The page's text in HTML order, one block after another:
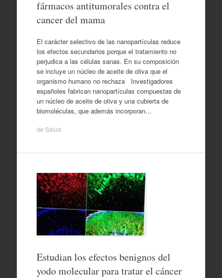
fármacos antitumorales contra el
cancer del mama
El carácter selectivo de las nanopartículas reduce
los efectos secundarios porque el tratamiento no
perjudica a las células sanas. En su composición
se incluye un núcleo de aceite de oliva que el
organismo humano no rechaza Investigadores
españoles fabrican nanopartículas compuestas de
un núcleo de aceite de oliva y una cubierta de
biomoléculas, que además incorporan…
de Salud
Estudian los efectos benignos del
yodo molecular para tratar el cáncer